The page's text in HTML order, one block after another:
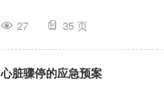
27 35 页
心脏骤停的应急预案